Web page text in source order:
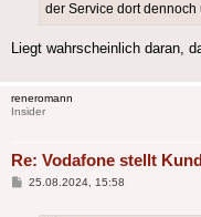
der Service dort dennoch
Liegt wahrscheinlich daran,
reneromann
Insider
Re: Vodafone stellt
Beitrag
25.08.2024, 15:58